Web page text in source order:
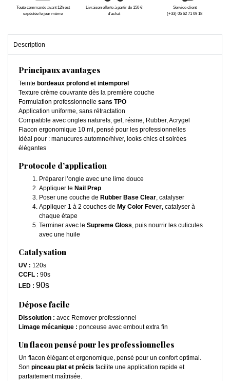
Toute commande avant 12h est
expédiée le jour même
Livraison offerte à partir de 150 €
d'achat
Service client
(+33) 05 62 71 09 18
Description
Principaux avantages
Teinte bordeaux profond et intemporel
Texture crème couvrante dès la première couche
Formulation professionnelle sans TPO
Application uniforme, sans rétractation
Compatible avec ongles naturels, gel, résine, Rubber, Acrygel
Flacon ergonomique 10 ml, pensé pour les professionnelles
Idéal pour : manucures automne/hiver, looks chics et soirées
élégantes
Protocole d’application
Préparer l’ongle avec une lime douce
Appliquer le Nail Prep
Poser une couche de Rubber Base Clear, catalyser
Appliquer 1 à 2 couches de My Color Fever, catalyser à
chaque étape
Terminer avec le Supreme Gloss, puis nourrir les cuticules
avec une huile
Catalysation
UV : 120s
CCFL : 90s
LED : 90s
Dépose facile
Dissolution : avec Remover professionnel
Limage mécanique : ponceuse avec embout extra fin
Un flacon pensé pour les professionnelles
Un flacon élégant et ergonomique, pensé pour un confort optimal.
Son pinceau plat et précis facilite une application rapide et
parfaitement maîtrisée.